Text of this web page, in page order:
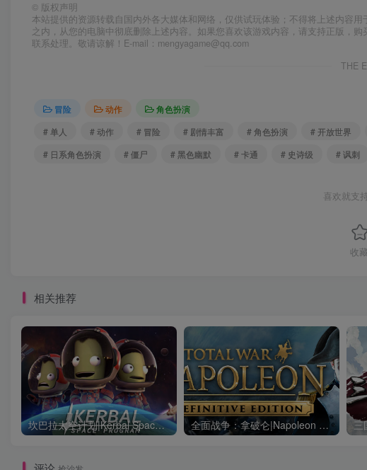
© 版权声明
本站提供的资源转载自国内外各大媒体和网络，仅供试玩体验；不得将上述内容
之内，从您的电脑中彻底删除上述内容。如果您喜欢该游戏内容，请支持正版，
联系处理。敬请谅解！E-mail：mengyagame@qq.com
THE
冒险 动作
角色扮演
# 单人
# 动作 # 冒险 # 剧情丰富 # 角色扮演 # 开放世界
# 日系角色扮演
# 僵尸 # 黑色幽默 # 卡通 # 史诗级 # 讽刺
喜欢就支
收藏
相关推荐
坎巴拉太空计划|Kerbal Space Program|1.12.5.3190|整合全DLC 全面战争：拿破仑|Napoleon Total War|1.3.0|整合全DLC